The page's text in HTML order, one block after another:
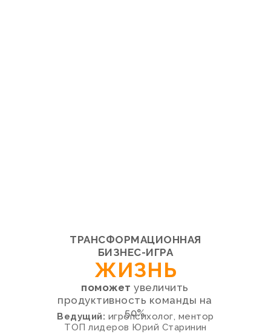
поможет увеличить
продуктивность команды на
50%
Ведущий: игропсихолог, ментор
ТОП лидеров Юрий Старинин
ТРАНСФОРМАЦИОННАЯ
БИЗНЕС-ИГРА
ЖИЗНЬ